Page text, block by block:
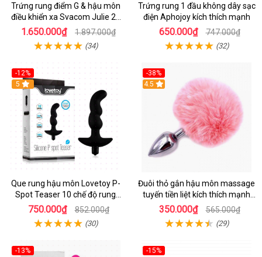
Trứng rung điểm G & hậu môn
điều khiển xa Svacom Julie 25
tần số mạnh
1.650.000₫ 1.897.000₫
(34)
Trứng rung 1 đầu không dây sạc
điện Aphojoy kích thích mạnh
650.000₫ 747.000₫
(32)
-12%
5
Que rung hậu môn Lovetoy P-
Spot Teaser 10 chế độ rung
dùng pin
750.000₫ 852.000₫
(30)
-38%
4.5
Đuôi thỏ gắn hậu môn massage
tuyến tiền liệt kích thích mạnh
mẽ
350.000₫ 565.000₫
(29)
-13%
-15%